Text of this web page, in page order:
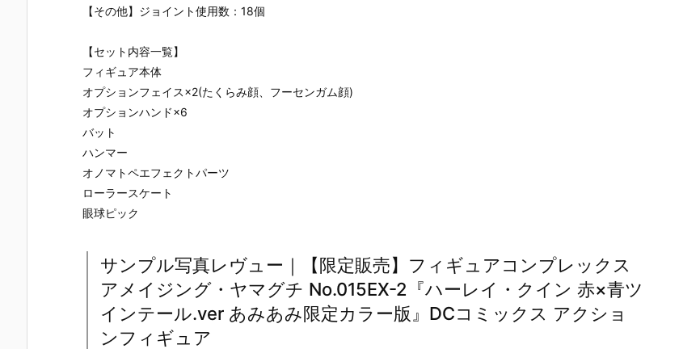
【その他】ジョイント使用数：18個
【セット内容一覧】
フィギュア本体
オプションフェイス×2(たくらみ顔、フーセンガム顔)
オプションハンド×6
バット
ハンマー
オノマトペエフェクトパーツ
ローラースケート
眼球ピック
サンプル写真レヴュー｜【限定販売】フィギュアコンプレックス
アメイジング・ヤマグチ No.015EX-2『ハーレイ・クイン 赤×青ツ
インテール.ver あみあみ限定カラー版』DCコミックス アクショ
ンフィギュア